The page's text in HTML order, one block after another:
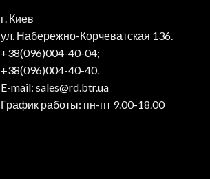
г. Киев
ул. Набережно-Корчеватская 136.
+38(096)004-40-04;
+38(096)004-40-40.
E-mail: sales@rd.btr.ua
График работы: пн-пт 9.00-18.00